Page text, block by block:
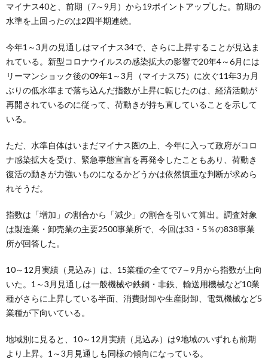
マイナス40と、前期（7～9月）から19ポイントアップした。前期の
水準を上回ったのは2四半期連続。
今年1～3月の見通しはマイナス34で、さらに上昇することが見込ま
れている。新型コロナウイルスの感染拡大の影響で20年4～6月には
リーマンショック後の09年1～3月（マイナス75）に次ぐ11年3カ月
ぶりの低水準まで落ち込んだ指数が上昇に転じたのは、経済活動が
再開されているのに従って、荷動きが持ち直していることを示して
いる。
ただ、水準自体はいまだマイナス圏の上、今年に入って政府がコロ
ナ感染拡大を受け、緊急事態宣言を再発令したこともあり、荷動き
復活の動きが力強いものになるかどうかは依然慎重な判断が求めら
れそうだ。
指数は「増加」の割合から「減少」の割合を引いて算出。調査対象
は製造業・卸売業の主要2500事業所で、今回は33・5％の838事業
所が回答した。
10～12月実績（見込み）は、15業種の全てで7～9月から指数が上向
いた。1～3月見通しは一般機械や鉄鋼・非鉄、輸送用機械など10業
種がさらに上昇している半面、消費財卸や生産財卸、電気機械など5
業種が下向いている。
地域別に見ると、10～12月実績（見込み）は9地域のいずれも前期
より上昇。1～3月見通しも同様の傾向になっている。